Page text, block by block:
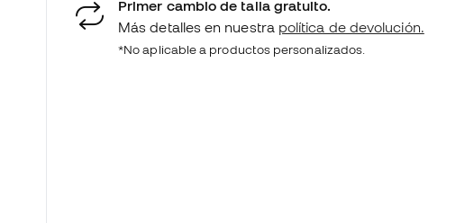
Primer cambio de talla gratuito.
Más detalles en nuestra política de devolución.
*No aplicable a productos personalizados.